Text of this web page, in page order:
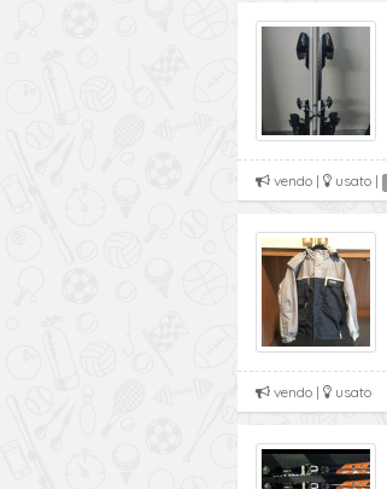
vendo | usato |
vendo | usato